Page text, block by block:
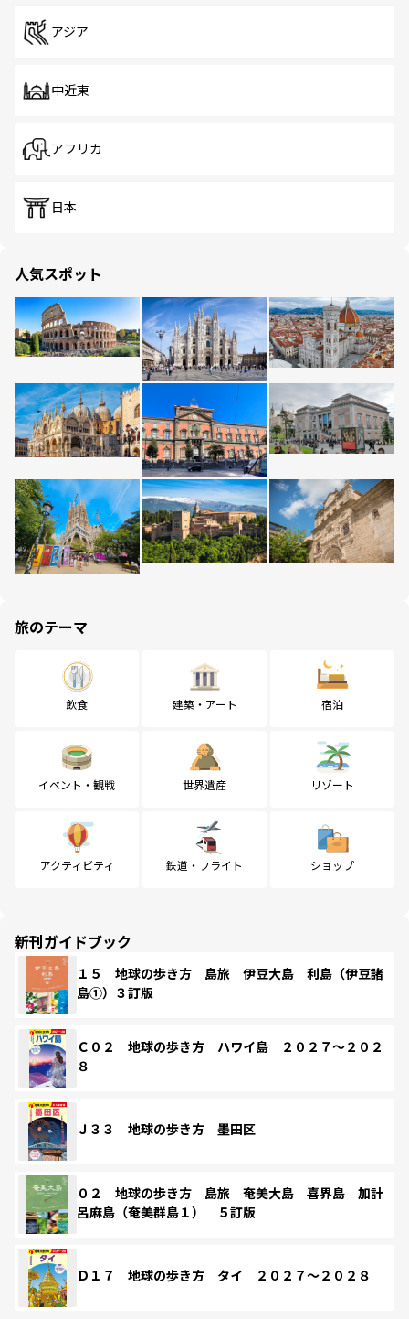
アジア
中近東
アフリカ
日本
人気スポット
旅のテーマ
飲食 建築・アート 宿泊
イベント・観戦 世界遺産 リゾート
アクティビティ 鉄道・フライト ショップ
新刊ガイドブック
１５ 地球の歩き方 島旅 伊豆大島 利島（伊豆諸
島①）３訂版
Ｃ０２ 地球の歩き方 ハワイ島 ２０２７～２０２
８
Ｊ３３ 地球の歩き方 墨田区
０２ 地球の歩き方 島旅 奄美大島 喜界島 加計
呂麻島（奄美群島１） ５訂版
Ｄ１７ 地球の歩き方 タイ ２０２７～２０２８